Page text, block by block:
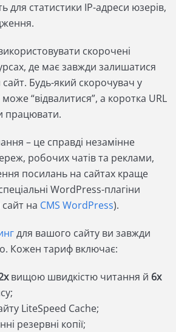
для статистики IP-адреси юзерів,
скорочені
де має завжди залишатися
Будь-який скорочувач у
“відвалитися”, а коротка URL
працювати.
– це справді незамінне
робочих чатів та реклами,
посилань на сайтах краще
WordPress-плагіни
на CMS WordPress).
для вашого сайту ви завжди
Кожен тариф включає:
вищою швидкістю читання й 6х
LiteSpeed Cache;
резервні копії;